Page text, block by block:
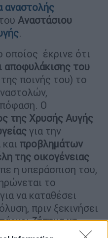
αναστολής
Αναστάσιου
.
οποίος έκρινε ότι
αποφυλάκισης του
ποινής του) το
Ο
της Χρυσής Αυγής
για την
προβλημάτων
της οικογένειας
η υπεράσπιση του,
το
να καταθέσει
πριν ξεκινήσει
ζήτημα μη
διάρκειας δίκης,